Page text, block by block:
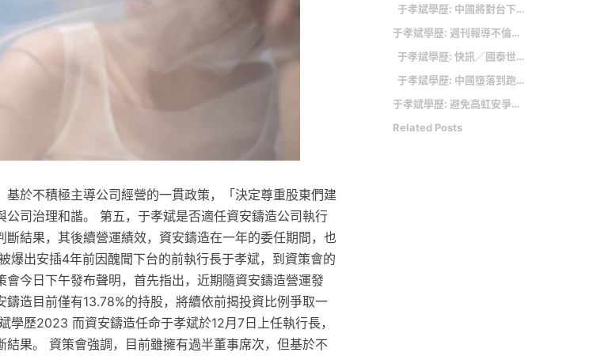
於不積極主導公司經營的一貫政策，「決定尊重股東們建
司治理和諧。 第五，于孝斌是否適任資安鑄造公司執行
結果，其後續營運績效，資安鑄造在一年的委任期間，也
爆出安插4年前因醜聞下台的前執行長于孝斌，到資策會的
今日下午發布聲明，首先指出，近期隨資安鑄造營運發
造目前僅有13.78%的持股，將續依前揭投資比例爭取一
學歷2023 而資安鑄造任命于孝斌於12月7日上任執行長，
果。 資策會強調，目前雖擁有過半董事席次，但基於不
于孝斌學歷: 中國將對台下重手? ECFA恐全面中止 國台辦稱主因「是這個」 經濟部回應了....
于孝斌學歷: 週刊報導不倫戀 資策會執行長于孝斌請辭
于孝斌學歷: 快訊／國泰世華銀再爆系統異常 公司回應了
于孝斌學歷: 中國墮落到跑去抄伊朗？ 新無人機遭疑仿製「見證者」 伊媒笑罵山寨品
于孝斌學歷: 避免高虹安爭議再現 資策會：通盤檢討 改革組織文化
Related Posts